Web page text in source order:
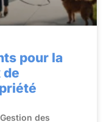
pour la
de
des